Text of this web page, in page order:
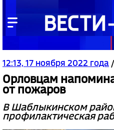
12:13, 17 ноября 2022 года /
Орловцам
от пожаров
В Шаблыкинском
профилактическая